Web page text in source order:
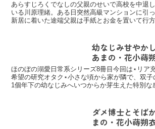
あらすじろくでなしの父親のせいで高校を中退
いる川原理緒。ある日突然高級マンションに引
新居に着いた途端父親は手紙とお金を置いて行
う。呆然とする理緒の前にその部屋の住人・強
幼なじみ甘やか
あまの・花小蒔
ほのぼの溺愛日常系シリーズ8冊目今回は⋆リア
希望の研究オタク⋆小さな頃から家が隣で、双
1個年下の幼なじみへいつからか芽生えた特別な
ダメ博士とそば
まの・花小蒔朔